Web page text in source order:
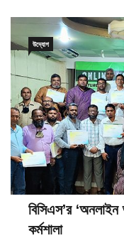
উদ্যোগ
বিসিএস’র ‘অনলাইন